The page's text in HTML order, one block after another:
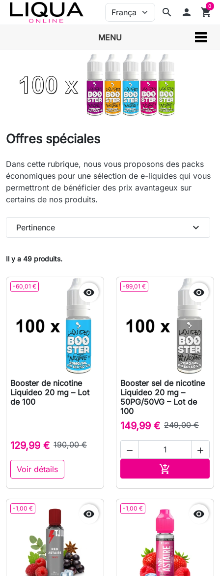
search person shopping_cart
0
MENU
Offres spéciales
Dans cette rubrique, nous vous proposons des packs
économiques pour une sélection de e-liquides qui vous
permettront de bénéficier des prix avantageux sur
certains de nos produits.
Il y a 49 produits.
Pertinence expand_more
-60,01 € 
Booster de nicotine
Liquideo 20 mg – Lot
de 100
129,99 € 190,00 €
Voir détails
-99,01 € 
Booster sel de nicotine
Liquideo 20 mg –
50PG/50VG – Lot de
100
149,99 € 249,00 €
 

-1,00 €  -1,00 € 